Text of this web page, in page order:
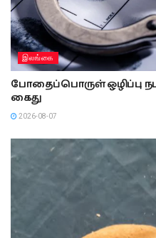
இலங்கை
போதைப்பொருள் ஒழிப்பு
கைது
2026-08-07